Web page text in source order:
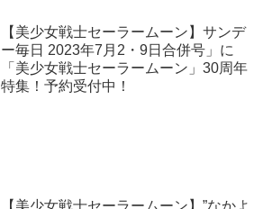
【美少女戦士セーラームーン】サンデ
ー毎日 2023年7月2・9日合併号」に
「美少女戦士セーラームーン」30周年
特集！予約受付中！
【美少女戦士セーラームーン】”なかよ